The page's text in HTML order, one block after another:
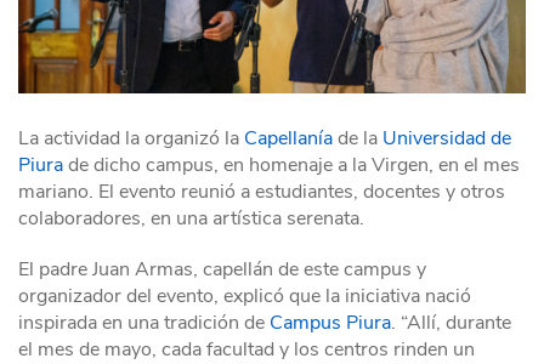
La actividad la organizó la Capellaníade la Universidad de
Piurade dicho campus, en homenaje a la Virgen, en el mes
mariano. El evento reunió a estudiantes, docentes y otros
colaboradores, en una artística serenata.
El padre Juan Armas, capellán de este campus y
organizador del evento, explicó que la iniciativa nació
inspirada en una tradición de Campus Piura. “Allí, durante
el mes de mayo, cada facultad y los centros rinden un